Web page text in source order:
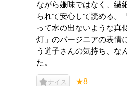
ながら嫌味ではなく、繊
られて安心して読める。
って水の出ないような真
灯」のバージニアの表情
う道子さんの気持ち、な
た。
ナイス ★8